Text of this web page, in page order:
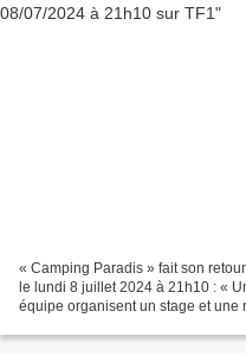
« Camping Paradis » fait son
le lundi 8 juillet 2024 à 21h10 : «
équipe organisent un stage et une